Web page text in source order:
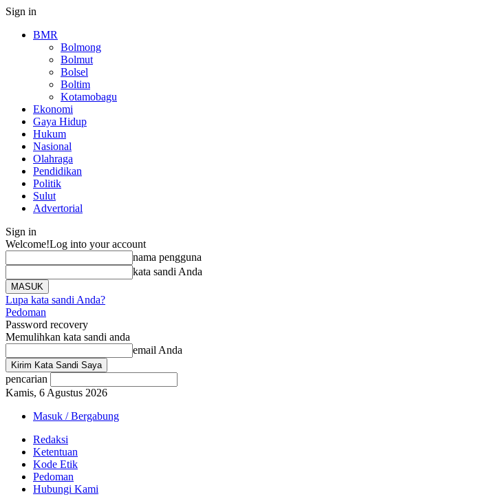
Sign in
BMR
Bolmong
Bolmut
Bolsel
Boltim
Kotamobagu
Ekonomi
Gaya Hidup
Hukum
Nasional
Olahraga
Pendidikan
Politik
Sulut
Advertorial
Sign in
Welcome!Log into your account
nama pengguna
kata sandi Anda
Lupa kata sandi Anda?
Pedoman
Password recovery
Memulihkan kata sandi anda
email Anda
pencarian
Kamis, 6 Agustus 2026
Masuk / Bergabung
Redaksi
Ketentuan
Kode Etik
Pedoman
Hubungi Kami